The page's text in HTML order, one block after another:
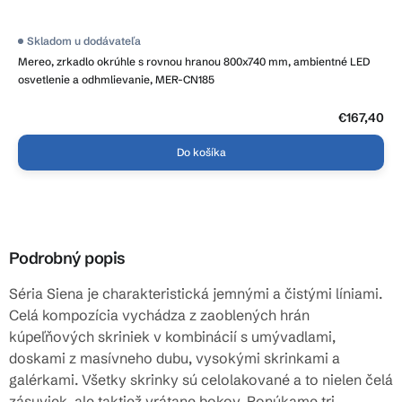
Mereo, zrkadlo okrúhle s rovnou hranou 800x740 mm, ambientné LED
osvetlenie a odhmlievanie, MER-CN185
Skladom u dodávateľa
€167,40
Do košíka
Podrobný popis
Séria Siena je charakteristická jemnými a čistými líniami.
Celá kompozícia vychádza z zaoblených hrán
kúpeľňových skriniek v kombinácií s umývadlami,
doskami z masívneho dubu, vysokými skrinkami a
galérkami. Všetky skrinky sú celolakované a to nielen čelá